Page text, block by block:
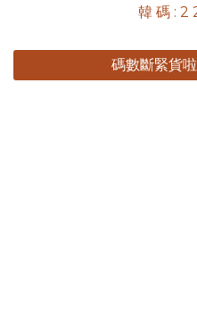
韓 碼 : 2
碼數斷緊貨